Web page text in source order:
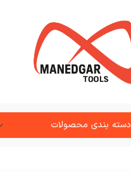
دسته‌ بندی محصولات